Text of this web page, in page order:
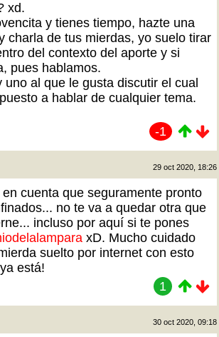
xd.
y tienes tiempo, hazte una
charla de tus mierdas, yo suelo tirar
del contexto del aporte y si
pues hablamos.
uno al que le gusta discutir el cual
a hablar de cualquier tema.
-1
29 oct 2020, 18:26
cuenta que seguramente pronto
no te va a quedar otra que
incluso por aquí si te pones
xD. Mucho cuidado
suelto por internet con esto
está!
1
30 oct 2020, 09:18